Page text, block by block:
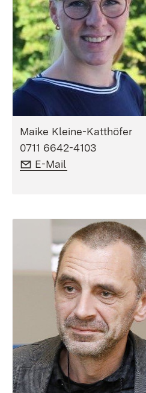
Maike Kleine-Katthöfer
0711 6642-4103
E-Mail:
E-Mail